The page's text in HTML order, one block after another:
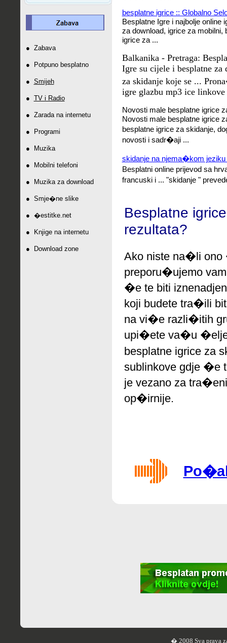
● Zabava
● Potpuno besplatno
● Smijeh
● TV i Radio
● Zarada na internetu
● Programi
● Muzika
● Mobilni telefoni
● Muzika za download
● Smje�ne slike
● �estitke.net
● Knjige na internetu
● Download zone
besplatne igrice :: Globalno
Besplatne Igre i najbolje online
za download, igrice za mobilni,
igrice za ...
Balkanika - Pretraga:
Igre su cijele i besplatne
za skidanje koje se ...
igre glazbu mp3 ice linkove
Novosti male besplatne igrice
Novosti male besplatne igrice
besplatne igrice za skidanje,
novosti i sadr�aji ...
skidanje na njema�kom jeziku
Besplatni online prijevod sa
francuski i ... "skidanje "
Besplatne
rezultata?
Ako niste na�li
preporu�ujemo
�e te biti
koji budete tra�ili
na vi�e razli�itih
upi�ete va�u
besplatne igrice za
sublinkove gdje
je vezano za
op�irnije.
� 2008 Sva prava